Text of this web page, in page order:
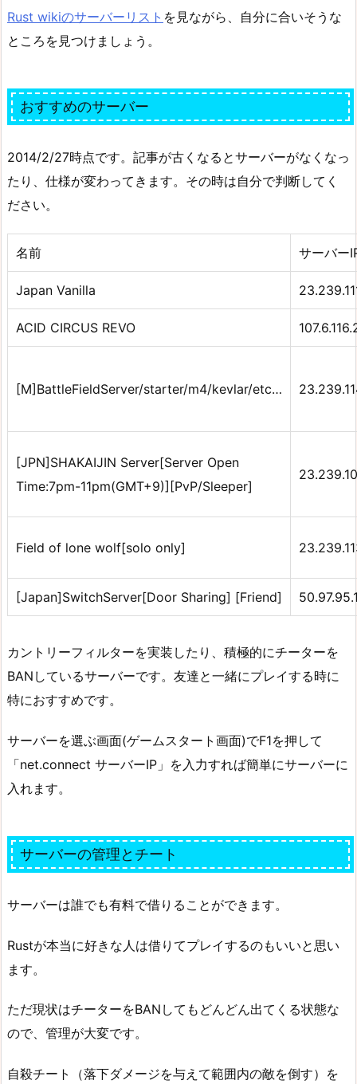
Rust wikiのサーバーリスト を見ながら、自分に合いそうな
ところを見つけましょう。
おすすめのサーバー
2014/2/27時点です。記事が古くなるとサーバーがなくなっ
たり、仕様が変わってきます。その時は自分で判断してく
ださい。
名前 サーバー
Japan Vanilla
ACID CIRCUS REVO
[M]BattleFieldServer/starter/m4/kevlar/etc…
[JPN]SHAKAIJIN Server[Server Open
Time:7pm-11pm(GMT+9)][PvP/Sleeper]
Field of lone wolf[solo only]
[Japan]SwitchServer[Door Sharing] [Friend]
カントリーフィルターを実装したり、積極的にチーターを
BANしているサーバーです。友達と一緒にプレイする時に
特におすすめです。
サーバーを選ぶ画面(ゲームスタート画面)でF1を押して
「net.connect サーバーIP」を入力すれば簡単にサーバーに
入れます。
サーバーの管理とチート
サーバーは誰でも有料で借りることができます。
Rustが本当に好きな人は借りてプレイするのもいいと思い
ます。
ただ現状はチーターをBANしてもどんどん出てくる状態な
ので、管理が大変です。
自殺チート（落下ダメージを与えて範囲内の敵を倒す）を